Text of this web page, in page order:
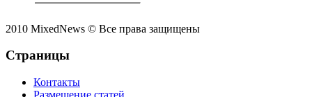
2010 MixedNews © Все права защищены
Страницы
Контакты
Размещение статей